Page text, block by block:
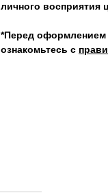
личного восприятия
*Перед оформлением
ознакомьтесь с